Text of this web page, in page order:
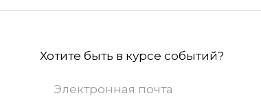
Хотите быть в курсе событий?